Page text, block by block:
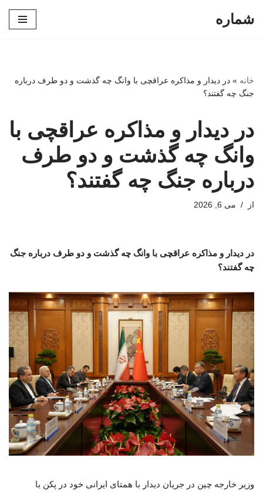
شماره
خانه » در دیدار و مذاکره عراقچی با وانگ چه گذشت و دو طرف درباره
جنگ چه گفتند؟
در دیدار و مذاکره عراقچی با
وانگ چه گذشت و دو طرف
درباره جنگ چه گفتند؟
از می 6, 2026
در دیدار و مذاکره عراقچی با وانگ چه گذشت و دو طرف درباره جنگ
چه گفتند؟
وزیر خارجه چین در جریان دیدار با همتای ایرانی خود در پکن با